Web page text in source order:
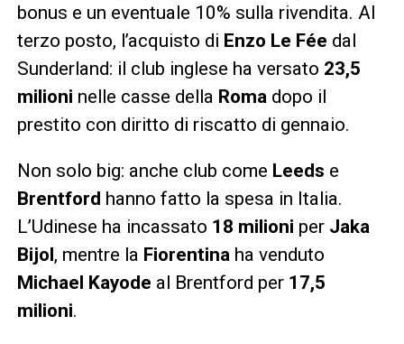
bonus e un eventuale 10% sulla rivendita. Al
terzo posto, l’acquisto di Enzo Le Fée dal
Sunderland: il club inglese ha versato 23,5
milioni nelle casse della Roma dopo il
prestito con diritto di riscatto di gennaio.
Non solo big: anche club come Leeds e
Brentford hanno fatto la spesa in Italia.
L’Udinese ha incassato 18 milioni per Jaka
Bijol, mentre la Fiorentina ha venduto
Michael Kayode al Brentford per 17,5
milioni.